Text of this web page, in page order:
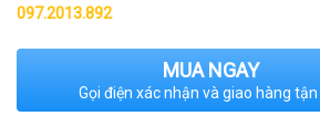
097.2013.892
MUA NGAY
Gọi điện xác nhận và giao hàng tận